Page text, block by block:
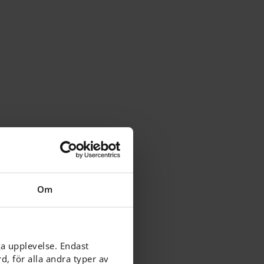
Om
upplevelse. Endast
för alla andra typer av
och